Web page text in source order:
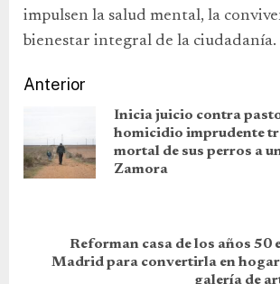
impulsen la salud mental, la
bienestar integral de la ciudadanía.
Anterior
Inicia juicio contra
homicidio imprudente
mortal de sus perros a
Zamora
Reforman casa de los años 50
Madrid para convertirla en
galería de